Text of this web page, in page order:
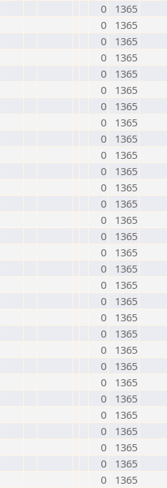
0
1365
0
1365
0
1365
0
1365
0
1365
0
1365
0
1365
0
1365
0
1365
0
1365
0
1365
0
1365
0
1365
0
1365
0
1365
0
1365
0
1365
0
1365
0
1365
0
1365
0
1365
0
1365
0
1365
0
1365
0
1365
0
1365
0
1365
0
1365
0
1365
0
1365